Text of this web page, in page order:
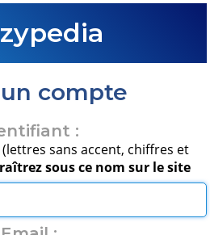
compte
:
sans accent, chiffres et
sous ce nom sur le site